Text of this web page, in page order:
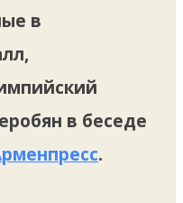
в
в беседе
.